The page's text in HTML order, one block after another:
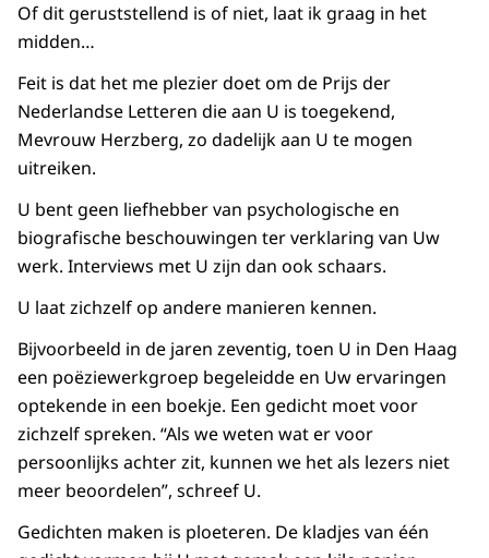
Of dit geruststellend is of niet, laat ik graag in het
midden…
Feit is dat het me plezier doet om de Prijs der
Nederlandse Letteren die aan U is toegekend,
Mevrouw Herzberg, zo dadelijk aan U te mogen
uitreiken.
U bent geen liefhebber van psychologische en
biografische beschouwingen ter verklaring van Uw
werk. Interviews met U zijn dan ook schaars.
U laat zichzelf op andere manieren kennen.
Bijvoorbeeld in de jaren zeventig, toen U in Den Haag
een poëziewerkgroep begeleidde en Uw ervaringen
optekende in een boekje. Een gedicht moet voor
zichzelf spreken. “Als we weten wat er voor
persoonlijks achter zit, kunnen we het als lezers niet
meer beoordelen”, schreef U.
Gedichten maken is ploeteren. De kladjes van één